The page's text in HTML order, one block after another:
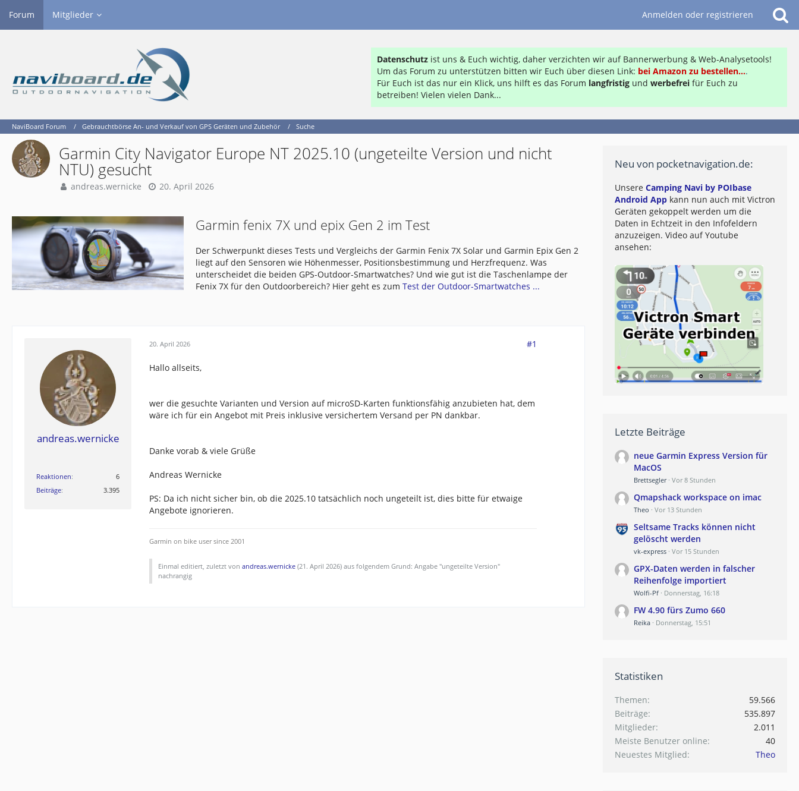
Forum Mitglieder Anmelden oder registrieren
Datenschutz ist uns & Euch wichtig, daher verzichten wir auf Bannerwerbung & Web-Analysetools!
Um das Forum zu unterstützen bitten wir Euch über diesen Link: bei Amazon zu bestellen....
Für Euch ist das nur ein Klick, uns hilft es das Forum langfristig und werbefrei für Euch zu
betreiben! Vielen vielen Dank...
NaviBoard Forum Gebrauchtbörse An- und Verkauf von GPS Geräten und Zubehör Suche
Garmin City Navigator Europe NT 2025.10 (ungeteilte Version und nicht
NTU) gesucht
andreas.wernicke 20. April 2026
Garmin fenix 7X und epix Gen 2 im Test
Der Schwerpunkt dieses Tests und Vergleichs der Garmin Fenix 7X Solar und Garmin Epix Gen 2
liegt auf den Sensoren wie Höhenmesser, Positionsbestimmung und Herzfrequenz. Was
unterscheidet die beiden GPS-Outdoor-Smartwatches? Und wie gut ist die Taschenlampe der
Fenix 7X für den Outdoorbereich? Hier geht es zumTest der Outdoor-Smartwatches ...
andreas.wernicke
Reaktionen
6
Beiträge
3.395
20. April 2026 #1
Hallo allseits,
wer die gesuchte Varianten und Version auf microSD-Karten funktionsfähig anzubieten hat, dem
wäre ich für ein Angebot mit Preis inklusive versichertem Versand per PN dankbar.
Danke vorab & viele Grüße
Andreas Wernicke
PS: Da ich nicht sicher bin, ob die 2025.10 tatsächlich noch ungeteilt ist, dies bitte für etwaige
Angebote ignorieren.
Garmin on bike user since 2001
Einmal editiert, zuletzt von andreas.wernicke (21. April 2026) aus folgendem Grund: Angabe "ungeteilte Version"
nachrangig
Neu von pocketnavigation.de:
Unsere Camping Navi by POIbase
Android App kann nun auch mit Victron
Geräten gekoppelt werden um die
Daten in Echtzeit in den Infofeldern
anzuzeigen. Video auf Youtube
ansehen:
Letzte Beiträge
neue Garmin Express Version für
MacOS
Brettsegler Vor 8 Stunden
Qmapshack workspace on imac
Theo Vor 13 Stunden
Seltsame Tracks können nicht
gelöscht werden
vk-express Vor 15 Stunden
GPX-Daten werden in falscher
Reihenfolge importiert
Wolfi-Pf Donnerstag, 16:18
FW 4.90 fürs Zumo 660
Reika Donnerstag, 15:51
Statistiken
Themen
59.566
Beiträge
535.897
Mitglieder
2.011
Meiste Benutzer online
40
Neuestes Mitglied
Theo